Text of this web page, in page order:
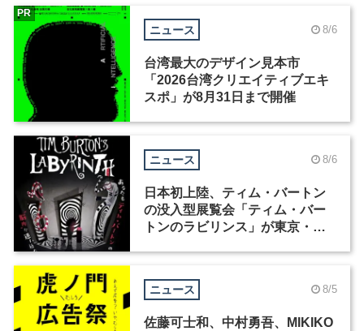
ニュース 8/6
台湾最大のデザイン見本市
「2026台湾クリエイティブエキ
スポ」が8月31日まで開催
PR
ニュース 8/6
日本初上陸、ティム・バートン
の没入型展覧会「ティム・バー
トンのラビリンス」が東京・豊
ニュース 8/5
佐藤可士和、中村勇吾、MIKIKO